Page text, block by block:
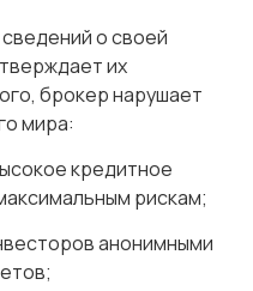
о своей
их
брокер нарушает
мира:
кредитное
рискам;
анонимными